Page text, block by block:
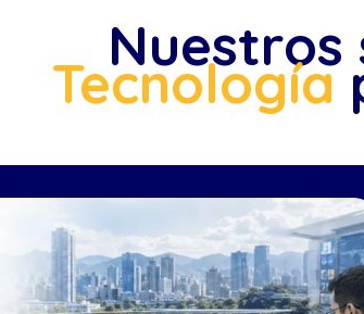
Nuestros
Tecnología